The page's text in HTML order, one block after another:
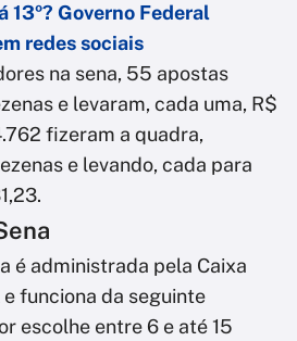
13º? Governo Federal
redes sociais
na sena, 55 apostas
e levaram, cada uma, R$
fizeram a quadra,
e levando, cada para
é administrada pela Caixa
funciona da seguinte
escolhe entre 6 e até 15